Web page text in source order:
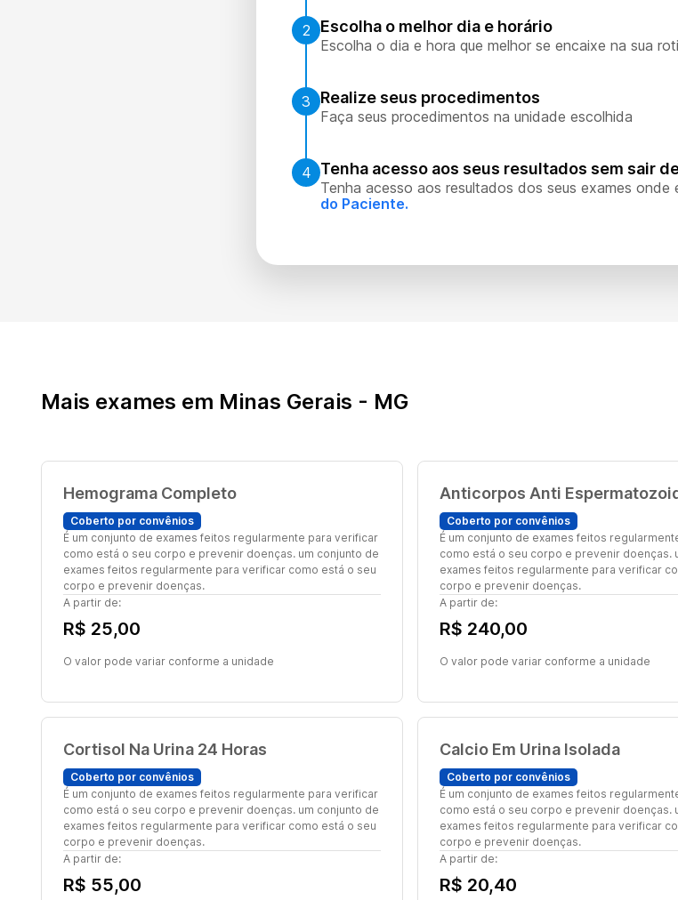
2 Escolha o melhor dia e horário
Escolha o dia e hora que melhor se encaixe na sua
3 Realize seus procedimentos
Faça seus procedimentos na unidade escolhida
4 Tenha acesso aos seus resultados sem sair
Tenha acesso aos resultados dos seus exames onde
do Paciente.
Mais exames em Minas Gerais - MG
Hemograma Completo
Coberto por convênios
É um conjunto de exames feitos regularmente para verificar
como está o seu corpo e prevenir doenças. um conjunto de
exames feitos regularmente para verificar como está o seu
corpo e prevenir doenças.
A partir de:
R$ 25,00
O valor pode variar conforme a unidade
Anticorpos Anti
Coberto por convênios
É um conjunto de exames feitos
como está o seu corpo e prevenir doenças.
exames feitos regularmente para verificar
corpo e prevenir doenças.
A partir de:
R$ 240,00
O valor pode variar conforme a unidade
Cortisol Na Urina 24 Horas
Coberto por convênios
É um conjunto de exames feitos regularmente para verificar
como está o seu corpo e prevenir doenças. um conjunto de
exames feitos regularmente para verificar como está o seu
corpo e prevenir doenças.
A partir de:
R$ 55,00
Calcio Em Urina Isolada
Coberto por convênios
É um conjunto de exames feitos
como está o seu corpo e prevenir doenças.
exames feitos regularmente para verificar
corpo e prevenir doenças.
A partir de:
R$ 20,40